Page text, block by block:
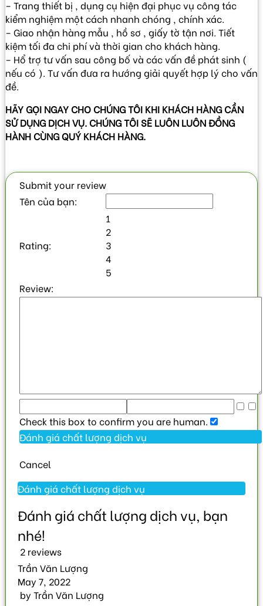
– Trang thiết bị , dụng cụ hiện đại phục vụ công tác
kiểm nghiệm một cách nhanh chóng , chính xác.
– Giao nhận hàng mẫu , hồ sơ , giấy tờ tận nơi. Tiết
kiệm tối đa chi phí và thời gian cho khách hàng.
– Hổ trợ tư vấn sau công bố và các vấn đề phát sinh (
nếu có ). Tư vấn đưa ra hướng giải quyết hợp lý cho vấn
đề.
HÃY GỌI NGAY CHO CHÚNG TÔI KHI KHÁCH HÀNG CẦN
SỬ DỤNG DỊCH VỤ. CHÚNG TÔI SẼ LUÔN LUÔN ĐỒNG
HÀNH CÙNG QUÝ KHÁCH HÀNG.
Submit your review
Tên của bạn:
Rating:
1
2
3
4
5
Review:
Check this box to confirm you are human.
Cancel
2 reviews
Trần Văn Lượng
May 7, 2022
by Trần Văn Lượng